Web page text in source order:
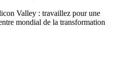
Valley : travaillez pour une
mondial de la transformation